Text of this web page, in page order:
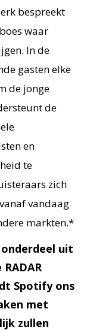
bespreekt
waar
In de
gasten elke
de jonge
de
en
te
zich
vandaag
markten.*
uit
Spotify ons
met
zullen